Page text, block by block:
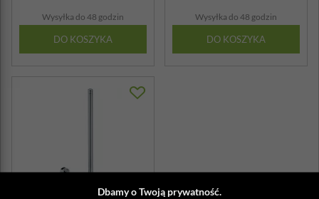
Dbamy o Twoją prywatność.
Wysyłka do 48 godzin
DO KOSZYKA
Wysyłka do 48 godzin
DO KOSZYKA